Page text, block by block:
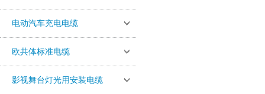
电动汽车充电电缆
欧共体标准电缆
影视舞台灯光用安装电缆